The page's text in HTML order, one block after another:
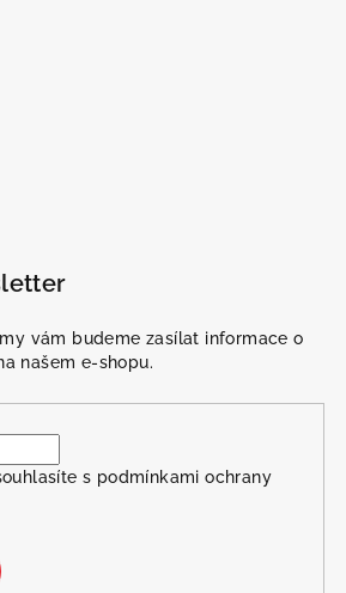
vám budeme zasílat informace o
našem e-shopu.
s podmínkami ochrany